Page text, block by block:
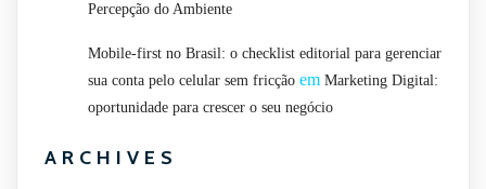
Percepção do Ambiente
Mobile-first no Brasil: o checklist editorial para gerenciar
sua conta pelo celular sem fricção em Marketing Digital:
oportunidade para crescer o seu negócio
ARCHIVES